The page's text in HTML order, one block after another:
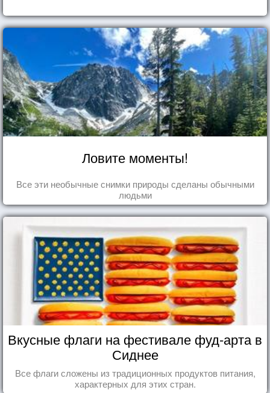
Ловите моменты!
Все эти необычные снимки природы сделаны обычными
людьми
Вкусные флаги на фестивале фуд-арта в
Сиднее
Все флаги сложены из традиционных продуктов питания,
характерных для этих стран.